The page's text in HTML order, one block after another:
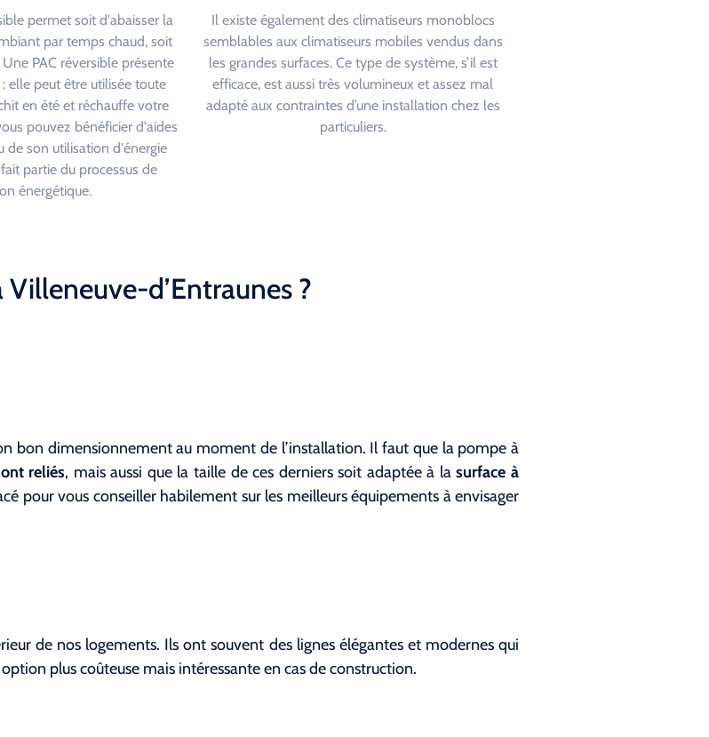
permet soit d'abaisser la
par temps chaud, soit
PAC réversible présente
elle peut être utilisée toute
en été et réchauffe votre
pouvez bénéficier d'aides
de son utilisation d'énergie
partie du processus de
énergétique.
Il existe également des climatiseurs monoblocs
semblables aux climatiseurs mobiles vendus dans
les grandes surfaces. Ce type de système, s’il est
efficace, est aussi très volumineux et assez mal
adapté aux contraintes d’une installation chez les
particuliers.
d’Entraunes ?
bon dimensionnement au moment de l’installation. Il faut que la pompe à
reliés, mais aussi que la taille de ces derniers soit adaptée à lasurface à
pour vous conseiller habilement sur les meilleurs équipements à envisager
de nos logements. Ils ont souvent des lignes élégantes et modernes qui
plus coûteuse mais intéressante en cas de construction.